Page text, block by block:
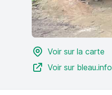
Voir sur la carte
Voir sur bleau.info